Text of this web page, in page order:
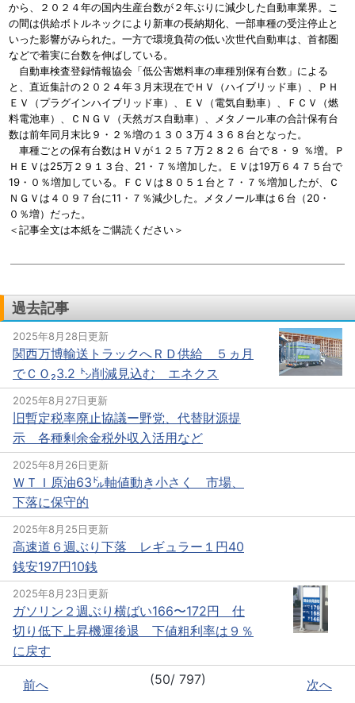
から、２０２４年の国内生産台数が２年ぶりに減少した自動車業界。こ
の間は供給ボトルネックにより新車の長納期化、一部車種の受注停止と
いった影響がみられた。一方で環境負荷の低い次世代自動車は、首都圏
などで着実に台数を伸ばしている。
自動車検査登録情報協会「低公害燃料車の車種別保有台数」による
と、直近集計の２０２４年３月末現在でＨＶ（ハイブリッド車）、ＰＨ
ＥＶ（プラグインハイブリッド車）、ＥＶ（電気自動車）、ＦＣＶ（燃
料電池車）、ＣＮＧＶ（天然ガス自動車）、メタノール車の合計保有台
数は前年同月末比９・２％増の１３０３万４３６８台となった。
車種ごとの保有台数はＨＶが１２５７万２８２６ 台で８・９ ％増。Ｐ
ＨＥＶは25万２９１３台、21・７％増加した。ＥＶは19万６４７５台で
19・０％増加している。ＦＣＶは８０５１台と７・７％増加したが、Ｃ
ＮＧＶは４０９７台に11・７％減少した。メタノール車は６台（20・
０％増）だった。
＜記事全文は本紙をご購読ください＞
過去記事
2025年8月28日更新
関西万博輸送トラックへＲＤ供給 ５ヵ月
でＣＯ₂3.2 ㌧削減見込む エネクス
2025年8月27日更新
旧暫定税率廃止協議ー野党、代替財源提
示 各種剰余金税外収入活用など
2025年8月26日更新
ＷＴＩ原油63㌦軸値動き小さく 市場、
下落に保守的
2025年8月25日更新
高速道６週ぶり下落 レギュラー１円40
銭安197円10銭
2025年8月23日更新
ガソリン２週ぶり横ばい166〜172円 仕
切り低下上昇機運後退 下値粗利率は９％
に戻す
前へ (50/ 797) 次へ